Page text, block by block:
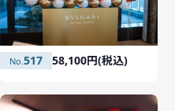
517 58,100円(税込)